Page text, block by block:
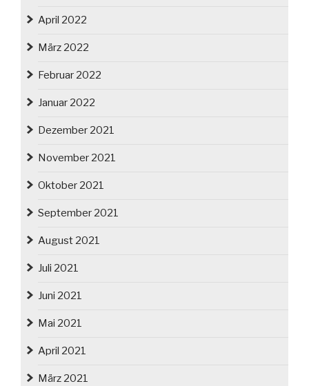
April 2022
März 2022
Februar 2022
Januar 2022
Dezember 2021
November 2021
Oktober 2021
September 2021
August 2021
Juli 2021
Juni 2021
Mai 2021
April 2021
März 2021